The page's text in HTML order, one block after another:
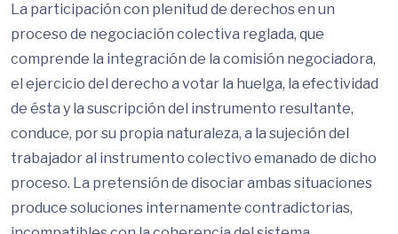
La participación con plenitud de derechos en un
proceso de negociación colectiva reglada, que
comprende la integración de la comisión negociadora,
el ejercicio del derecho a votar la huelga, la efectividad
de ésta y la suscripción del instrumento resultante,
conduce, por su propia naturaleza, a la sujeción del
trabajador al instrumento colectivo emanado de dicho
proceso. La pretensión de disociar ambas situaciones
produce soluciones internamente contradictorias,